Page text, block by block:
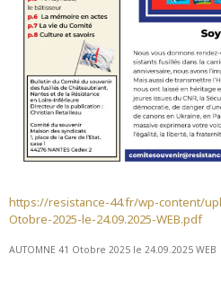
https://resistance-44.fr/wp-content/
Otobre-2025-le-24.09.2025-WEB.pdf
AUTOMNE 41 Otobre 2025 le 24.09.2025 WEB